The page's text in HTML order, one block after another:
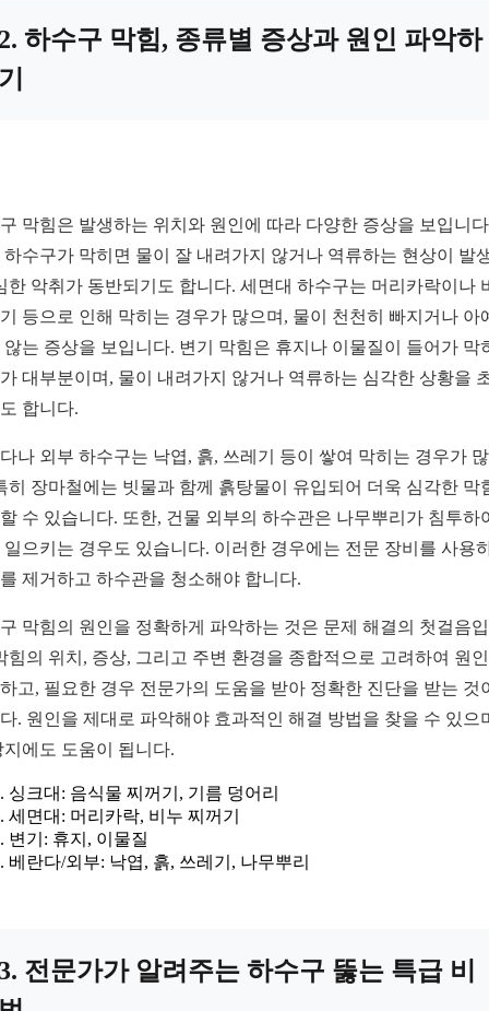
하수구 막힘, 종류별 증상과 원인 파악하
막힘은 발생하는 위치와 원인에 따라 다양한 증상을 보입니
하수구가 막히면 물이 잘 내려가지 않거나 역류하는 현상이 발
한 악취가 동반되기도 합니다. 세면대 하수구는 머리카락이나
등으로 인해 막히는 경우가 많으며, 물이 천천히 빠지거나 아
않는 증상을 보입니다. 변기 막힘은 휴지나 이물질이 들어가 막
대부분이며, 물이 내려가지 않거나 역류하는 심각한 상황을
합니다.
나 외부 하수구는 낙엽, 흙, 쓰레기 등이 쌓여 막히는 경우가
히 장마철에는 빗물과 함께 흙탕물이 유입되어 더욱 심각한 막
수 있습니다. 또한, 건물 외부의 하수관은 나무뿌리가 침투하
일으키는 경우도 있습니다. 이러한 경우에는 전문 장비를 사용
제거하고 하수관을 청소해야 합니다.
막힘의 원인을 정확하게 파악하는 것은 문제 해결의 첫걸음
힘의 위치, 증상, 그리고 주변 환경을 종합적으로 고려하여 원
고, 필요한 경우 전문가의 도움을 받아 정확한 진단을 받는 것
. 원인을 제대로 파악해야 효과적인 해결 방법을 찾을 수 있으
지에도 도움이 됩니다.
싱크대: 음식물 찌꺼기, 기름 덩어리
세면대: 머리카락, 비누 찌꺼기
변기: 휴지, 이물질
베란다/외부: 낙엽, 흙, 쓰레기, 나무뿌리
전문가가 알려주는 하수구 뚫는 특급 비